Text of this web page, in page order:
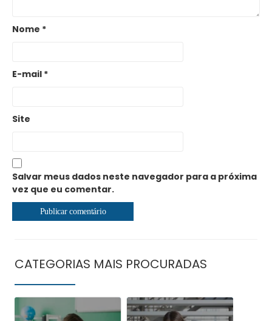
Nome *
E-mail *
Site
Salvar meus dados neste navegador para a próxima
vez que eu comentar.
CATEGORIAS MAIS PROCURADAS